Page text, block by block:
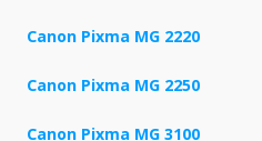
Canon Pixma MG 2220
Canon Pixma MG 2250
Canon Pixma MG 3100